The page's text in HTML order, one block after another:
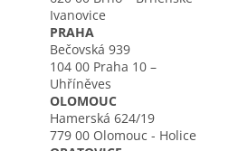
Ivanovice
PRAHA
Bečovská 939
104 00 Praha 10 –
Uhříněves
OLOMOUC
Hamerská 624/19
779 00 Olomouc - Holice